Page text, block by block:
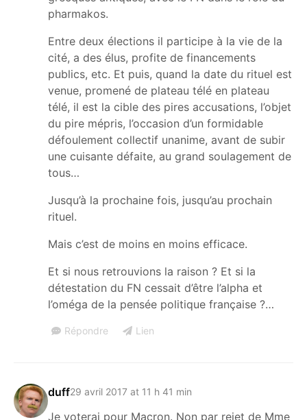
pharmakos.
Entre deux élections il participe à la vie de la
cité, a des élus, profite de financements
publics, etc. Et puis, quand la date du rituel est
venue, promené de plateau télé en plateau
télé, il est la cible des pires accusations, l’objet
du pire mépris, l’occasion d’un formidable
défoulement collectif unanime, avant de subir
une cuisante défaite, au grand soulagement de
tous…
Jusqu’à la prochaine fois, jusqu’au prochain
rituel.
Mais c’est de moins en moins efficace.
Et si nous retrouvions la raison ? Et si la
détestation du FN cessait d’être l’alpha et
l’oméga de la pensée politique française ?…
Répondre Lien
duff29 avril 2017 at 11 h 41 min
Je voterai pour Macron. Non par rejet de Mme